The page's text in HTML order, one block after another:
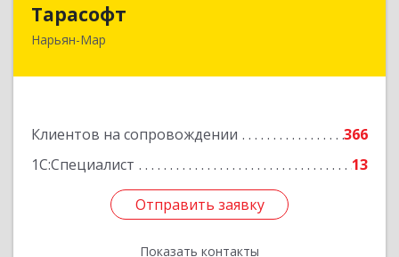
Тарасофт
Нарьян-Мар
Клиентов на сопровождении
366
1С:Специалист
13
Отправить заявку
Показать контакты
166000, Ненецкий АО, Нарьян-Мар г, им
Отправить заявку
Назад